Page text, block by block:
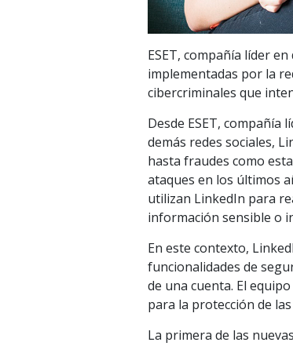
ESET, compañía líder
implementadas por la
cibercriminales que
Desde ESET, compañía
demás redes sociales,
hasta fraudes como
ataques en los últimos
utilizan LinkedIn para
información sensible o
En este contexto,
funcionalidades de
de una cuenta. El
para la protección de
La primera de las